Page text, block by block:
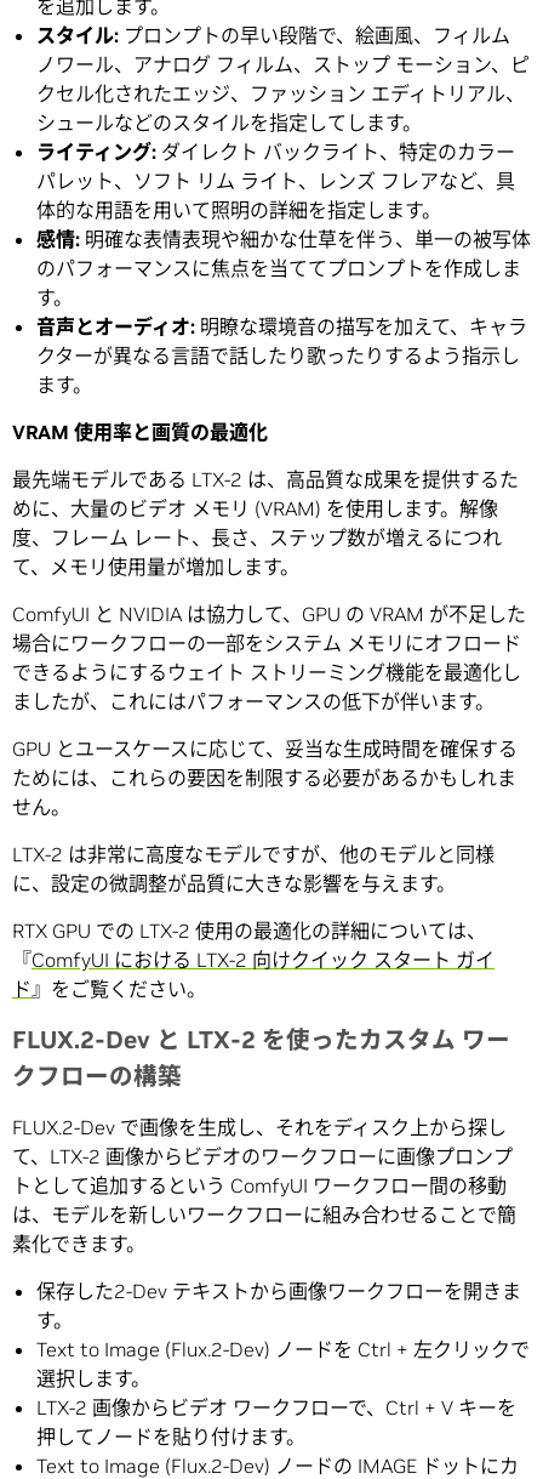
を追加します。
スタイル: プロンプトの早い段階で、絵画風、フィルム
ノワール、アナログ フィルム、ストップ モーション、ピ
クセル化されたエッジ、ファッション エディトリアル、
シュールなどのスタイルを指定してします。
ライティング: ダイレクト バックライト、特定のカラー
パレット、ソフト リム ライト、レンズ フレアなど、具
体的な用語を用いて照明の詳細を指定します。
感情: 明確な表情表現や細かな仕草を伴う、単一の被写体
のパフォーマンスに焦点を当ててプロンプトを作成しま
す。
音声とオーディオ: 明瞭な環境音の描写を加えて、キャラ
クターが異なる言語で話したり歌ったりするよう指示し
ます。
VRAM 使用率と画質の最適化
最先端モデルである LTX-2 は、高品質な成果を提供するた
めに、大量のビデオ メモリ (VRAM) を使用します。解像
度、フレーム レート、長さ、ステップ数が増えるにつれ
て、メモリ使用量が増加します。
ComfyUI と NVIDIA は協力して、GPU の VRAM が不足した
場合にワークフローの一部をシステム メモリにオフロード
できるようにするウェイト ストリーミング機能を最適化し
ましたが、これにはパフォーマンスの低下が伴います。
GPU とユースケースに応じて、妥当な生成時間を確保する
ためには、これらの要因を制限する必要があるかもしれま
せん。
LTX-2 は非常に高度なモデルですが、他のモデルと同様
に、設定の微調整が品質に大きな影響を与えます。
RTX GPU での LTX-2 使用の最適化の詳細については、
『ComfyUI における LTX-2 向けクイック スタート ガイ
ド 』をご覧ください。
FLUX.2-Dev と LTX-2 を使ったカスタム ワー
クフローの構築
FLUX.2-Dev で画像を生成し、それをディスク上から探し
て、LTX-2 画像からビデオのワークフローに画像プロンプ
トとして追加するという ComfyUI ワークフロー間の移動
は、モデルを新しいワークフローに組み合わせることで簡
素化できます。
保存した2-Dev テキストから画像ワークフローを開きま
す。
Text to Image (Flux.2-Dev) ノードを Ctrl + 左クリックで
選択します。
LTX-2 画像からビデオ ワークフローで、Ctrl + V キーを
押してノードを貼り付けます。
Text to Image (Flux.2-Dev) ノードの IMAGE ドットにカ